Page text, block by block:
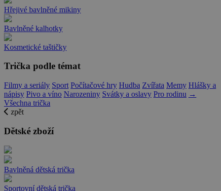
Hřejivé bavlněné mikiny
Bavlněné kalhotky
Kosmetické taštičky
Trička podle témat
Filmy a seriály Sport Počítačové hry Hudba Zvířata Memy Hlášky a
nápisy Pivo a víno Narozeniny Svátky a oslavy Pro rodinu →
Všechna trička
zpět
Dětské zboží
Bavlněná dětská trička
Sportovní dětská trička